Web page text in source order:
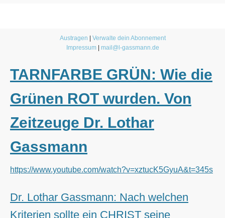
Austragen
Verwalte dein Abonnement
Impressum| mail@l-gassmann.de
TARNFARBE GRÜN: Wie die
Grünen ROT wurden. Von
Zeitzeuge Dr. Lothar
Gassmann
https://www.youtube.com/watch?v=xztucK5GyuA&t=345s
Dr. Lothar Gassmann: Nach welchen
Kriterien sollte ein CHRIST seine